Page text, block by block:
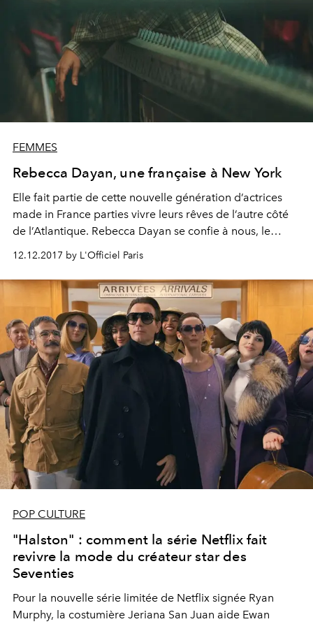
FEMMES
Rebecca Dayan, une française à New York
Elle fait partie de cette nouvelle génération d’actrices
made in France parties vivre leurs rêves de l’autre côté
de l’Atlantique. Rebecca Dayan se confie à nous, le
temps d’un shooting new-yorkais avec la complicité de
la maison Tiffany & Co.
12.12.2017 by L'Officiel Paris
POP CULTURE
"Halston" : comment la série Netflix fait
revivre la mode du créateur star des
Seventies
Pour la nouvelle série limitée de Netflix signée Ryan
Murphy, la costumière Jeriana San Juan aide Ewan